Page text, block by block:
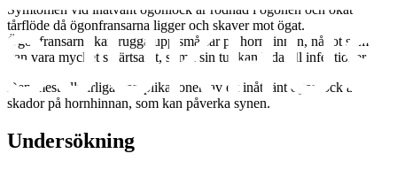
Symtomen vid inåtvänt ögonlock är rodnad i ögonen och ökat
tårflöde då ögonfransarna ligger och skaver mot ögat.
Ögonfransarna kan rugga upp små sår på hornhinnan, något som
kan vara mycket smärtsamt, som i sin tur kan leda till infektioner.
Den mest allvarliga komplikationen av ett inåtvänt ögonlock är
skador på hornhinnan, som kan påverka synen.
Undersökning